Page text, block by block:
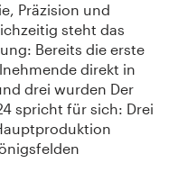
Präzision und
steht das
Bereits die erste
direkt in
drei wurden Der
spricht für sich: Drei